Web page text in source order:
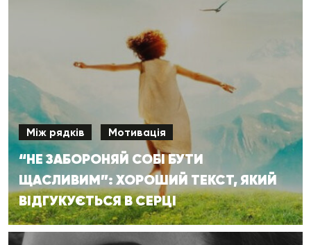
Між рядків Мотивація
“НЕ ЗАБОРОНЯЙ СОБІ БУТИ
ЩАСЛИВИМ”: ХОРОШИЙ ТЕКСТ, ЯКИЙ
ВІДГУКУЄТЬСЯ В СЕРЦІ